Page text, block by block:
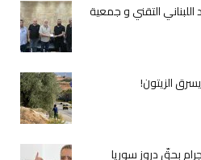
التقني و جمعية
الزيتون!
بحقّ دروز سوريا